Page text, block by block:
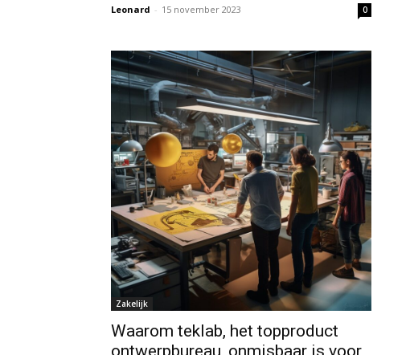
Leonard - 15 november 2023 0
Zakelijk
Waarom teklab, het topproduct